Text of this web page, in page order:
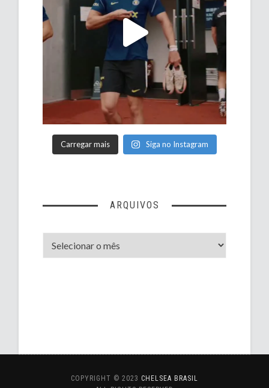
Carregar mais Siga no Instagram
ARQUIVOS
COPYRIGHT © 2023 CHELSEA BRASIL